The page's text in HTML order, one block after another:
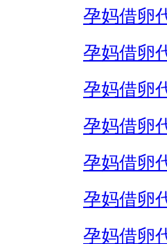
孕妈借卵
孕妈借卵
孕妈借卵
孕妈借卵
孕妈借卵
孕妈借卵
孕妈借卵